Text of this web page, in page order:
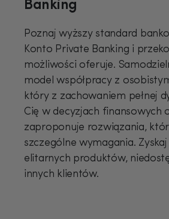
Banking
Poznaj wyższy standard
Konto Private Banking i
możliwości oferuje.
model współpracy z
który z zachowaniem pełnej
Cię w decyzjach finansowych
zaproponuje rozwiązania,
szczególne wymagania.
elitarnych produktów,
innych klientów.